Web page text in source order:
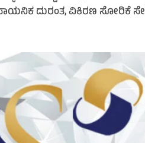
ದುರಂತ, ವಿಕಿರಣ ಸೋರಿಕೆ